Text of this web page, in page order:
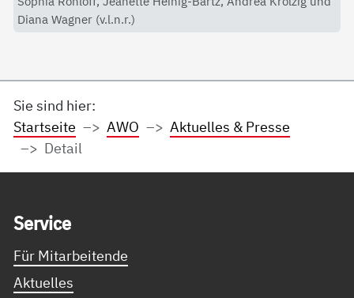
Diana Wagner (v.l.n.r.)
Sie sind hier:
Startseite
AWO
Aktuelles & Presse
Detail
Ser­vice
Für Mitarbeitende
Aktuelles